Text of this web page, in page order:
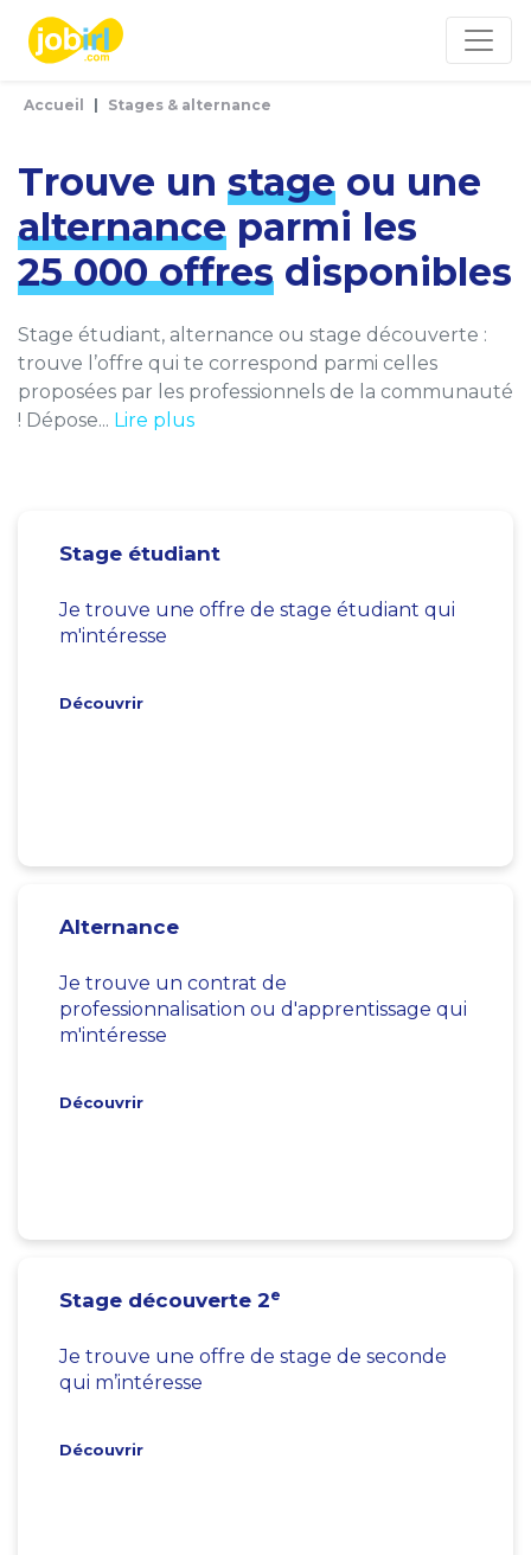
Accueil Stages & alternance
Trouve un stage ou une
alternance parmi les
25 000 offres disponibles
Stage étudiant, alternance ou stage découverte :
trouve l’offre qui te correspond parmi celles
proposées par les professionnels de la communauté
! Dépose... Lire plus
Stage étudiant
Je trouve une offre de stage étudiant qui
m'intéresse
Découvrir
Alternance
Je trouve un contrat de
professionnalisation ou d'apprentissage qui
m'intéresse
Découvrir
Stage découverte 2e
Je trouve une offre de stage de seconde
qui m’intéresse
Découvrir
Panneau de gestion des cookies